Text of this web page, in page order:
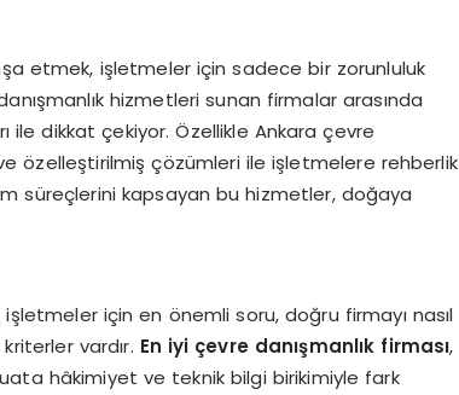
etmek, işletmeler için sadece bir zorunluluk
hizmetleri sunan firmalar arasında
ile dikkat çekiyor. Özellikle Ankara çevre
özelleştirilmiş çözümleri ile işletmelere rehberlik
süreçlerini kapsayan bu hizmetler, doğaya
için en önemli soru, doğru firmayı nasıl
vardır. En iyi çevre danışmanlık firması,
hâkimiyet ve teknik bilgi birikimiyle fark